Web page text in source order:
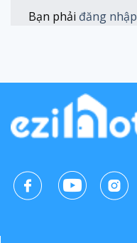
Bạn phải đăng nhập